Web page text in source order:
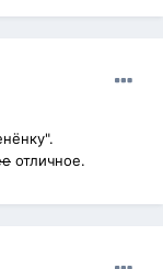
отличное.